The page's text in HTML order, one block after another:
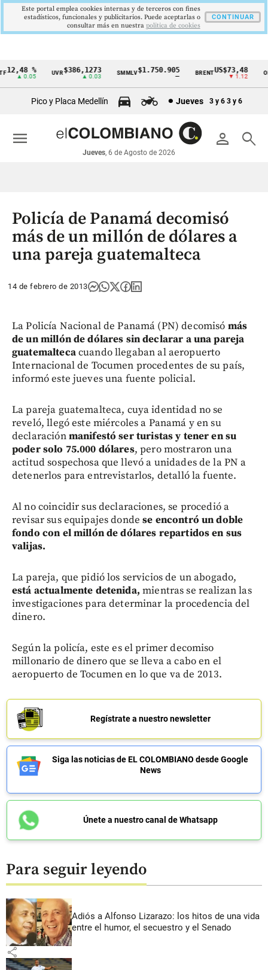
Cintillo
económicos
Colombia
%
▲ 0.05
UVR$386,1273
▲ 0.03
SMMLV$1.750.905 BRENTUS$73,48
▼ 1.12
ORO
Pico y Placa Medellín Jueves 3 y 6 3 y 6
person search
Jueves, 6 de Agosto de 2026
menu
Policía de Panamá decomisó
más de un millón de dólares a
una pareja guatemalteca
14 de febrero de 2013
La Policía Nacional de Panamá (PN) decomisó más
de un millón de dólares sin declarar a una pareja
guatemaltecacuando llegaban al aeropuerto
Internacional de Tocumen procedentes de su país,
informó este jueves una fuente policial.
La pareja guatemalteca, cuya identidad no se
reveló, llegó este miércoles a Panamá y en su
declaraciónmanifestó ser turistas y tener en su
poder solo 75.000 dólares, pero mostraron una
actitud sospechosa que llevó a unidades de la PN a
detenerlos para entrevistarlos, detalló la fuente.
Al no coincidir sus declaraciones, se procedió a
revisar sus equipajes dondese encontró un doble
fondo con el millón de dólares repartidos en sus
valijas.
La pareja, que pidió los servicios de un abogado,
está actualmente detenida, mientras se realizan las
investigaciones para determinar la procedencia del
dinero.
Según la policía, este es el primer decomiso
millonario de dinero que se lleva a cabo en el
aeropuerto de Tocumen en lo que va de 2013.
Regístrate a nuestro newsletter
Siga las noticias de EL COLOMBIANO desde Google
News
Únete a nuestro canal de Whatsapp
Para seguir leyendo
Adiós a Alfonso Lizarazo: los hitos de una vida
entre el humor, el secuestro y el Senado
share
Este portal emplea cookies internas y de terceros con fines
estadísticos, funcionales y publicitarios. Puede aceptarlas o
consultar más en nuestra politica de cookies
CONTINUAR